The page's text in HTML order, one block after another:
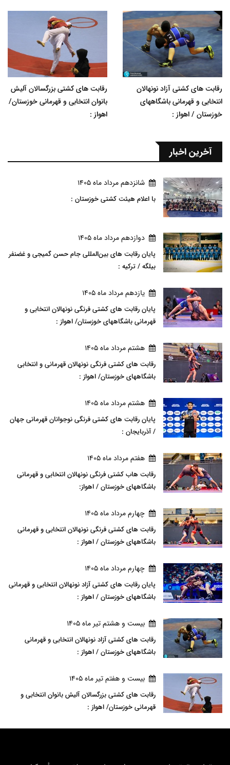
رقابت های کشتی آزاد نونهالان
انتخابی و قهرمانی باشگاههای
خوزستان / اهواز :
رقابت های کشتی بزرگسالان آلیش
بانوان انتخابی و قهرمانی خوزستان/
اهواز :
آخرین اخبار
شانزدهم مرداد ماه 1405
با اعلام هیئت کشتی خوزستان :
دوازدهم مرداد ماه 1405
پایان رقابت های بین‌المللی جام حسن گمیجی و غضنفر
بیلگه / ترکیه :
يازدهم مرداد ماه 1405
پایان رقابت های کشتی فرنگی نونهالان انتخابی و
قهرمانی باشگاههای خوزستان/ اهواز :
هشتم مرداد ماه 1405
رقابت های کشتی فرنگی نونهالان قهرمانی و انتخابی
باشگاههای خوزستان/ اهواز :
هشتم مرداد ماه 1405
پایان رقابت های کشتی فرنگی نوجوانان قهرمانی جهان
/ آذربایجان :
هفتم مرداد ماه 1405
رقابت هاب کشتی فرنگی نونهالان انتخابی و قهرمانی
باشگاههای خوزستان / اهواز:
چهارم مرداد ماه 1405
رقابت های کشتی فرنگی نونهالان انتخابی و قهرمانی
باشگاههای خوزستان / اهواز :
چهارم مرداد ماه 1405
پایان رقابت های کشتی آزاد نونهالان انتخابی و قهرمانی
باشگاههای خوزستان / اهواز :
بيست و هشتم تير ماه 1405
رقابت های کشتی آزاد نونهالان انتخابی و قهرمانی
باشگاههای خوزستان / اهواز :
بيست و هفتم تير ماه 1405
رقابت های کشتی بزرگسالان آلیش بانوان انتخابی و
قهرمانی خوزستان/ اهواز :